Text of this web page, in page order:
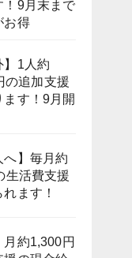
！9月末まで
お得
】1人約
の追加支援
ます！9月開
へ】毎月約
生活費支援
ます！
月約1,300円